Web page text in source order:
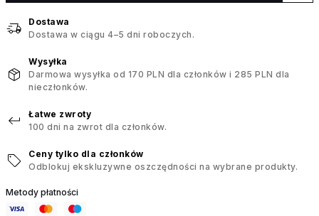
Dostawa
Dostawa w ciągu 4–5 dni roboczych.
Wysyłka
Darmowa wysyłka od 170 PLN dla członków i 285 PLN dla
nieczłonków.
Łatwe zwroty
100 dni na zwrot dla członków.
Ceny tylko dla członków
Odblokuj ekskluzywne oszczędności na wybrane produkty.
Metody płatności